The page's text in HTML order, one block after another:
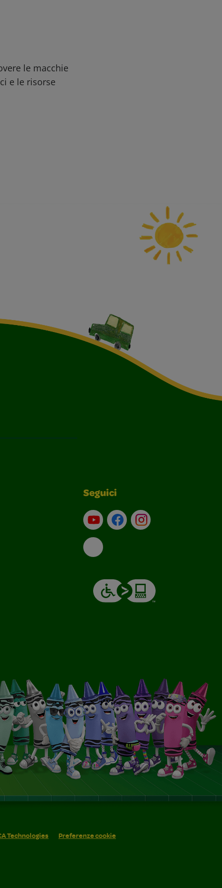
le macchie
e le risorse
Seguici
Su YouTube
ContattiProfilo Instagram
Email
Technologies Preferenze cookie